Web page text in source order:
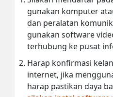
gunakan komputer
dan peralatan
gunakan software
terhubung ke pusat
Harap konfirmasi
internet, jika
harap pastikan daya